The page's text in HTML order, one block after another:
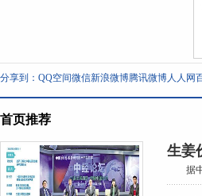
分享到： QQ空间微信新浪微博腾讯微博人人网
首页推荐
生姜
据中